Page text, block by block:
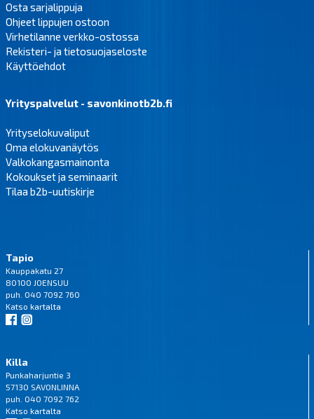
Osta sarjalippuja
Ohjeet lippujen ostoon
Virhetilanne verkko-ostossa
Rekisteri- ja tietosuojaseloste
Käyttöehdot
Yrityspalvelut - savonkinotb2b.fi
Yrityselokuvaliput
Oma elokuvanäytös
Valkokangasmainonta
Kokoukset ja seminaarit
Tilaa b2b-uutiskirje
Tapio
Kauppakatu 27
80100 JOENSUU
puh. 040 7092 760
Katso kartalta
Killa
Punkaharjuntie 3
57130 SAVONLINNA
puh. 040 7092 762
Katso kartalta